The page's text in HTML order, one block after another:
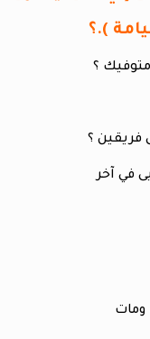
).؟